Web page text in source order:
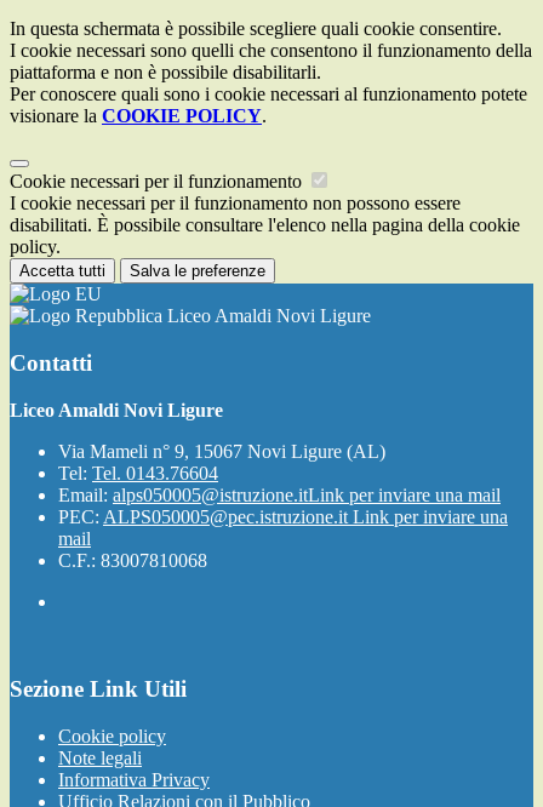
In questa schermata è possibile scegliere quali cookie consentire.
I cookie necessari sono quelli che consentono il funzionamento della
piattaforma e non è possibile disabilitarli.
Per conoscere quali sono i cookie necessari al funzionamento potete
visionare la COOKIE POLICY.
Cookie necessari per il funzionamento
I cookie necessari per il funzionamento non possono essere
disabilitati. È possibile consultare l'elenco nella pagina della cookie
policy.
Accetta tutti Salva le preferenze
Liceo Amaldi Novi Ligure
Contatti
Liceo Amaldi Novi Ligure
Via Mameli n° 9, 15067 Novi Ligure (AL)
Tel: Tel. 0143.76604
Email: alps050005@istruzione.itLink per inviare una mail
PEC: ALPS050005@pec.istruzione.it Link per inviare una
mail
C.F.: 83007810068
Sezione Link Utili
Cookie policy
Note legali
Informativa Privacy
Ufficio Relazioni con il Pubblico